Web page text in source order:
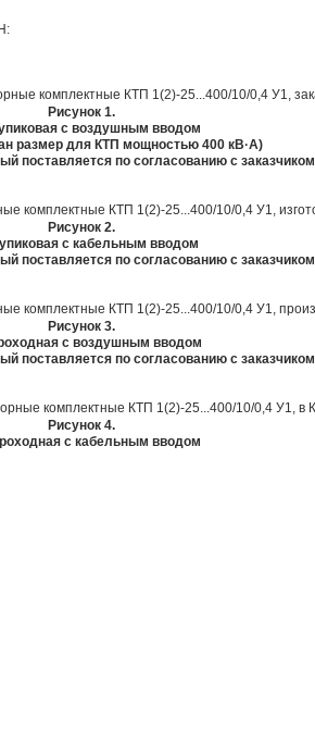
Рисунок 1.
с воздушным вводом
размер для КТП мощностью 400 кВ·А)
поставляется по согласованию с заказчиком
Рисунок 2.
с кабельным вводом
поставляется по согласованию с заказчиком
Рисунок 3.
с воздушным вводом
поставляется по согласованию с заказчиком
Рисунок 4.
с кабельным вводом